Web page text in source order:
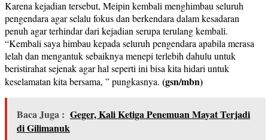
Karena kejadian tersebut, Meipin kembali menghimbau seluruh
pengendara agar selalu fokus dan berkendara dalam kesadaran
penuh agar terhindar dari kejadian serupa terulang kembali.
“Kembali saya himbau kepada seluruh pengendara apabila merasa
lelah dan mengantuk sebaiknya menepi terlebih dahulu untuk
beristirahat sejenak agar hal seperti ini bisa kita hidari untuk
keselamatan kita bersama, ” pungkasnya. (gsn/mbn)
Baca Juga : Geger, Kali Ketiga Penemuan Mayat Terjadi
di Gilimanuk